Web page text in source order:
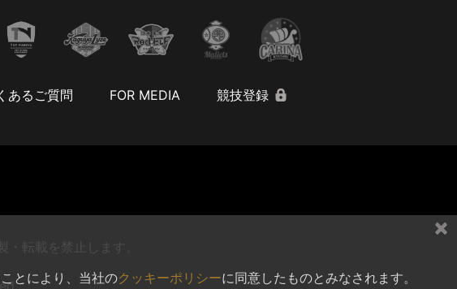
あるご質問 FOR MEDIA 競技登録
転載を禁止します。
×
とにより、当社のクッキーポリシーに同意したものとみなされます。